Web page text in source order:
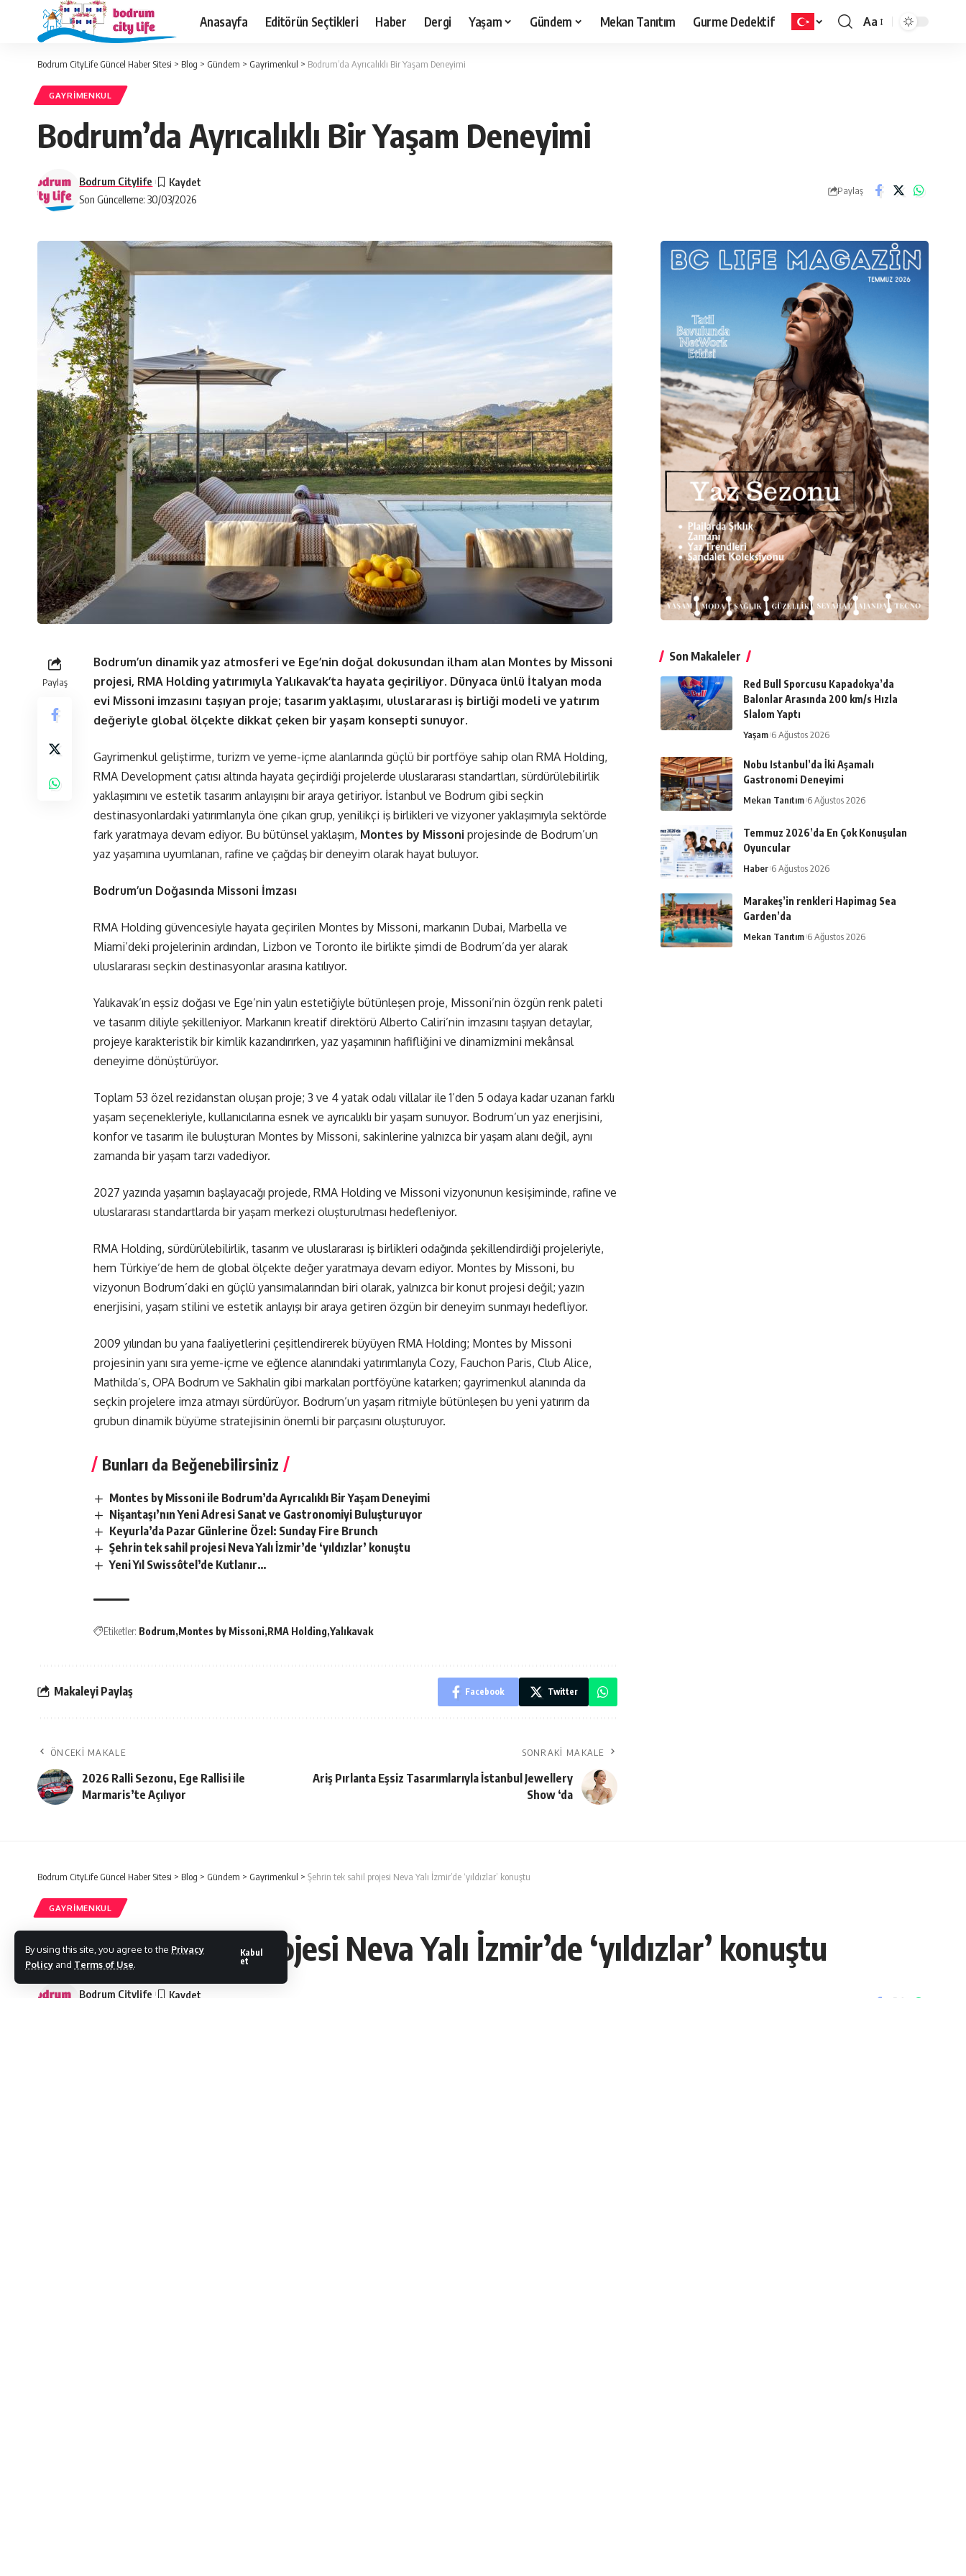
By using this site, you agree to the Privacy
Policy and Terms of Use.
Kabul
et
Anasayfa Editörün Seçtikleri Haber Dergi Yaşam Gündem Mekan Tanıtım Gurme Dedektif Aa
Bodrum CityLife Güncel Haber Sitesi > Blog > Gündem > Gayrimenkul > Bodrum’da Ayrıcalıklı Bir Yaşam Deneyimi
GAYRIMENKUL
Bodrum’da Ayrıcalıklı Bir Yaşam Deneyimi
Son Güncelleme: 30/03/2026
Bodrum Citylife
Paylaş
Paylaş
Bodrum’un dinamik yaz atmosferi ve Ege’nin doğal dokusundan ilham alan Montes by Missoni
projesi, RMA Holding yatırımıyla Yalıkavak’ta hayata geçiriliyor. Dünyaca ünlü İtalyan moda
evi Missoni imzasını taşıyan proje; tasarım yaklaşımı, uluslararası iş birliği modeli ve yatırım
değeriyle global ölçekte dikkat çeken bir yaşam konsepti sunuyor.
Gayrimenkul geliştirme, turizm ve yeme-içme alanlarında güçlü bir portföye sahip olan RMA Holding,
RMA Development çatısı altında hayata geçirdiği projelerde uluslararası standartları, sürdürülebilirlik
yaklaşımını ve estetik tasarım anlayışını bir araya getiriyor. İstanbul ve Bodrum gibi seçkin
destinasyonlardaki yatırımlarıyla öne çıkan grup, yenilikçi iş birlikleri ve vizyoner yaklaşımıyla sektörde
fark yaratmaya devam ediyor. Bu bütünsel yaklaşım, Montes by Missoni projesinde de Bodrum’un
yaz yaşamına uyumlanan, rafine ve çağdaş bir deneyim olarak hayat buluyor.
Bodrum’un Doğasında Missoni İmzası
RMA Holding güvencesiyle hayata geçirilen Montes by Missoni, markanın Dubai, Marbella ve
Miami’deki projelerinin ardından, Lizbon ve Toronto ile birlikte şimdi de Bodrum’da yer alarak
uluslararası seçkin destinasyonlar arasına katılıyor.
Yalıkavak’ın eşsiz doğası ve Ege’nin yalın estetiğiyle bütünleşen proje, Missoni’nin özgün renk paleti
ve tasarım diliyle şekilleniyor. Markanın kreatif direktörü Alberto Caliri’nin imzasını taşıyan detaylar,
projeye karakteristik bir kimlik kazandırırken, yaz yaşamının hafifliğini ve dinamizmini mekânsal
deneyime dönüştürüyor.
Toplam 53 özel rezidanstan oluşan proje; 3 ve 4 yatak odalı villalar ile 1’den 5 odaya kadar uzanan farklı
yaşam seçenekleriyle, kullanıcılarına esnek ve ayrıcalıklı bir yaşam sunuyor. Bodrum’un yaz enerjisini,
konfor ve tasarım ile buluşturan Montes by Missoni, sakinlerine yalnızca bir yaşam alanı değil, aynı
zamanda bir yaşam tarzı vadediyor.
2027 yazında yaşamın başlayacağı projede, RMA Holding ve Missoni vizyonunun kesişiminde, rafine ve
uluslararası standartlarda bir yaşam merkezi oluşturulması hedefleniyor.
RMA Holding, sürdürülebilirlik, tasarım ve uluslararası iş birlikleri odağında şekillendirdiği projeleriyle,
hem Türkiye’de hem de global ölçekte değer yaratmaya devam ediyor. Montes by Missoni, bu
vizyonun Bodrum’daki en güçlü yansımalarından biri olarak, yalnızca bir konut projesi değil; yazın
enerjisini, yaşam stilini ve estetik anlayışı bir araya getiren özgün bir deneyim sunmayı hedefliyor.
2009 yılından bu yana faaliyetlerini çeşitlendirerek büyüyen RMA Holding; Montes by Missoni
projesinin yanı sıra yeme-içme ve eğlence alanındaki yatırımlarıyla Cozy, Fauchon Paris, Club Alice,
Mathilda’s, OPA Bodrum ve Sakhalin gibi markaları portföyüne katarken; gayrimenkul alanında da
seçkin projelere imza atmayı sürdürüyor. Bodrum’un yaşam ritmiyle bütünleşen bu yeni yatırım da
grubun dinamik büyüme stratejisinin önemli bir parçasını oluşturuyor.
Bunları da Beğenebilirsiniz
Montes by Missoni ile Bodrum’da Ayrıcalıklı Bir Yaşam Deneyimi
Nişantaşı’nın Yeni Adresi Sanat ve Gastronomiyi Buluşturuyor
Keyurla’da Pazar Günlerine Özel: Sunday Fire Brunch
Şehrin tek sahil projesi Neva Yalı İzmir’de ‘yıldızlar’ konuştu
Yeni Yıl Swissôtel’de Kutlanır…
Etiketler: Bodrum Montes by Missoni RMA Holding Yalıkavak
Makaleyi Paylaş Facebook Twitter
ÖNCEKI MAKALE
2026 Ralli Sezonu, Ege Rallisi ile
Marmaris’te Açılıyor
SONRAKI MAKALE
Ariş Pırlanta Eşsiz Tasarımlarıyla İstanbul Jewellery
Show ‘da
Son Makaleler
Red Bull Sporcusu Kapadokya’da
Balonlar Arasında 200 km/s Hızla
Slalom Yaptı
Yaşam 6 Ağustos 2026
Nobu Istanbul’da İki Aşamalı
Gastronomi Deneyimi
Mekan Tanıtım 6 Ağustos 2026
Temmuz 2026’da En Çok Konuşulan
Oyuncular
Haber 6 Ağustos 2026
Marakeş’in renkleri Hapimag Sea
Garden’da
Mekan Tanıtım 6 Ağustos 2026
Bodrum CityLife Güncel Haber Sitesi > Blog > Gündem > Gayrimenkul > Şehrin tek sahil projesi Neva Yalı İzmir’de ‘yıldızlar’ konuştu
GAYRIMENKUL
Şehrin tek sahil projesi Neva Yalı İzmir’de ‘yıldızlar’ konuştu
Bodrum Citylife